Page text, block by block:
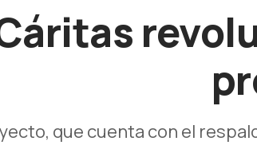
que cuenta con el